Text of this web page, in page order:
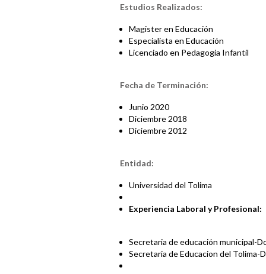
Estudios Realizados:
Magister en Educación
Especialista en Educación
Licenciado en Pedagogia Infantil
Fecha de Terminación:
Junio 2020
Diciembre 2018
Diciembre 2012
Entidad:
Universidad del Tolima
Experiencia Laboral y Profesional:
Secretaria de educación municipal-
Secretaria de Educacion del Tolima-